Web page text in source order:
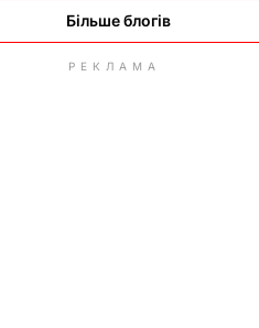
Більше блогів
РЕКЛАМА